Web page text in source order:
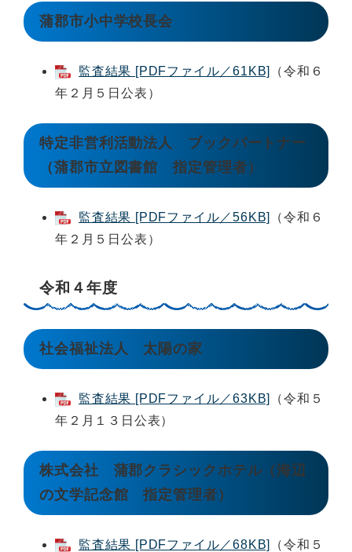
蒲郡市小中学校長会
監査結果 [PDFファイル／61KB]
（令和６
年２月５日公表）
特定非営利活動法人 ブックパートナー
（蒲郡市立図書館 指定管理者）
監査結果 [PDFファイル／56KB]
（令和６
年２月５日公表）
令和４年度
社会福祉法人 太陽の家
監査結果 [PDFファイル／63KB]
（令和５
年２月１３日公表）
株式会社 蒲郡クラシックホテル（海辺
の文学記念館 指定管理者）
監査結果 [PDFファイル／68KB]
（令和５